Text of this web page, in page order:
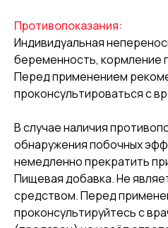
Противопоказания:
Индивидуальная
беременность, кормление
Перед применением
проконсультироваться с
В случае наличия
обнаружения побочных
немедленно прекратить
Пищевая добавка. Не
средством. Перед
проконсультируйтесь с